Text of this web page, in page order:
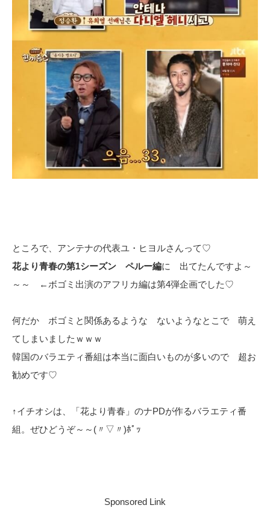
ところで、アンテナの代表ユ・ヒヨルさんって♡
花より青春の第1シーズン ペルー編に 出てたんですよ～
～～ ←ボゴミ出演のアフリカ編は第4弾企画でした♡
何だか ボゴミと関係あるような ないようなとこで 萌え
てしまいましたｗｗｗ
韓国のバラエティ番組は本当に面白いものが多いので 超お
勧めです♡
↑イチオシは、「花より青春」のナPDが作るバラエティ番
組。ぜひどうぞ～～(〃▽〃)ﾎﾟｯ
Sponsored Link